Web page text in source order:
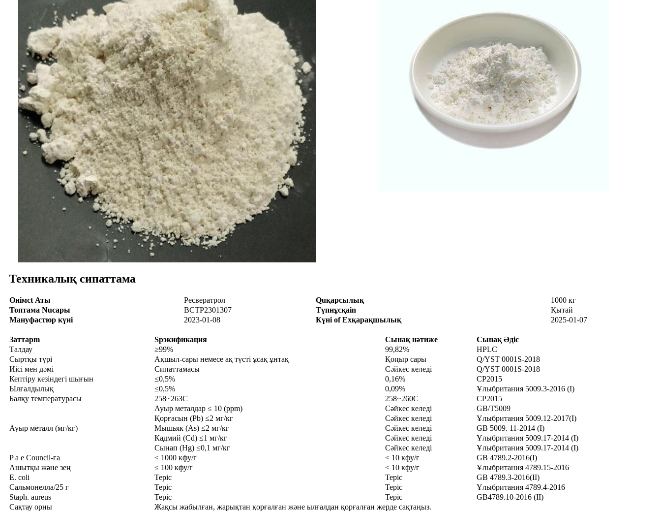
Техникалық сипаттама
Өнімct Аты Ресвератрол Quқарсылық
1000 кг
Топтама Nuсары BCTP2301307 Түпнұсқаin
Қытай
Мануфастюр күні 2023-01-08 Күні of Exқарақшылық 2025-01-07
Заттарm Spэкификация Сынақ нәтиже Сынақ Әдіс
Талдау
≥99% 99,82%
HPLC
Сыртқы түрі
Ақшыл-сары немесе ақ түсті ұсақ ұнтақ Қоңыр сары
Q/YST 0001S-2018
Иісі мен дәмі
Сипаттамасы Сәйкес келеді
Q/YST 0001S-2018
Кептіру кезіндегі шығын
≤0,5% 0,16%
CP2015
Ылғалдылық
≤0,5% 0,09%
Ұлыбритания 5009.3-2016 (I)
Балқу температурасы
258~263C 258~260C CP2015
Ауыр металл (мг/кг)
Ауыр металдар ≤ 10 (ppm) Сәйкес келеді
GB/T5009
Қорғасын (Pb) ≤2 мг/кг
Сәйкес келеді
Ұлыбритания 5009.12-2017(I)
Мышьяк (As) ≤2 мг/кг
Сәйкес келеді
GB 5009. 11-2014 (I)
Кадмий (Cd) ≤1 мг/кг
Сәйкес келеді
Ұлыбритания 5009.17-2014 (I)
Сынап (Hg) ≤0,1 мг/кг
Сәйкес келеді
Ұлыбритания 5009.17-2014 (I)
P a e Council-ға
≤ 1000 кфу/г < 10 кфу/г
GB 4789.2-2016(I)
Ашытқы және зең
≤ 100 кфу/г < 10 кфу/г
Ұлыбритания 4789.15-2016
E. coli
Теріс Теріс
GB 4789.3-2016(II)
Сальмонелла/25 г
Теріс Теріс
Ұлыбритания 4789.4-2016
Staph. aureus
Теріс Теріс
GB4789.10-2016 (II)
Сақтау орны
Жақсы жабылған, жарықтан қорғалған және ылғалдан қорғалған жерде сақтаңыз.